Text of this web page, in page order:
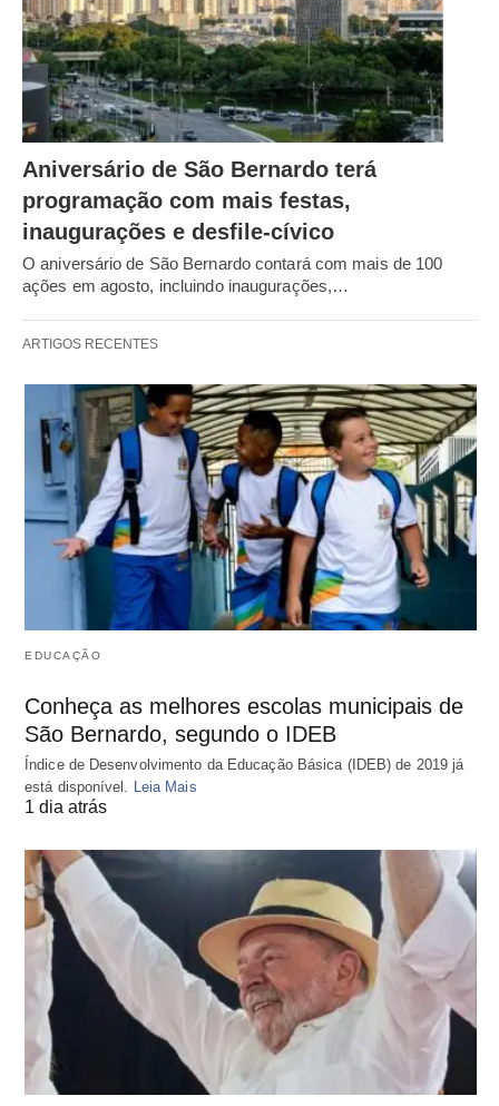
Aniversário de São Bernardo terá
programação com mais festas,
inaugurações e desfile-cívico
O aniversário de São Bernardo contará com mais de 100
ações em agosto, incluindo inaugurações,…
ARTIGOS RECENTES
EDUCAÇÃO
Conheça as melhores escolas municipais de
São Bernardo, segundo o IDEB
Índice de Desenvolvimento da Educação Básica (IDEB) de 2019 já
está disponível.
Leia Mais
1 dia atrás